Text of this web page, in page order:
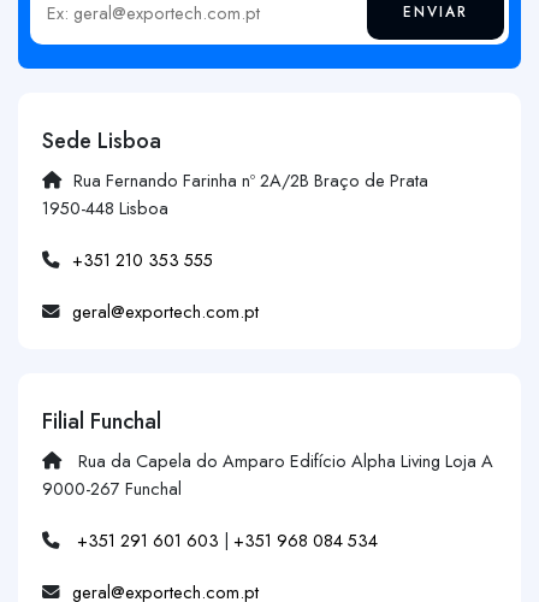
Insira o seu email ENVIAR
Sede Lisboa
Rua Fernando Farinha nº 2A/2B Braço de Prata
1950-448 Lisboa
+351 210 353 555
geral@exportech.com.pt
Filial Funchal
Rua da Capela do Amparo Edifício Alpha Living Loja A
9000-267 Funchal
+351 291 601 603 | +351 968 084 534
geral@exportech.com.pt